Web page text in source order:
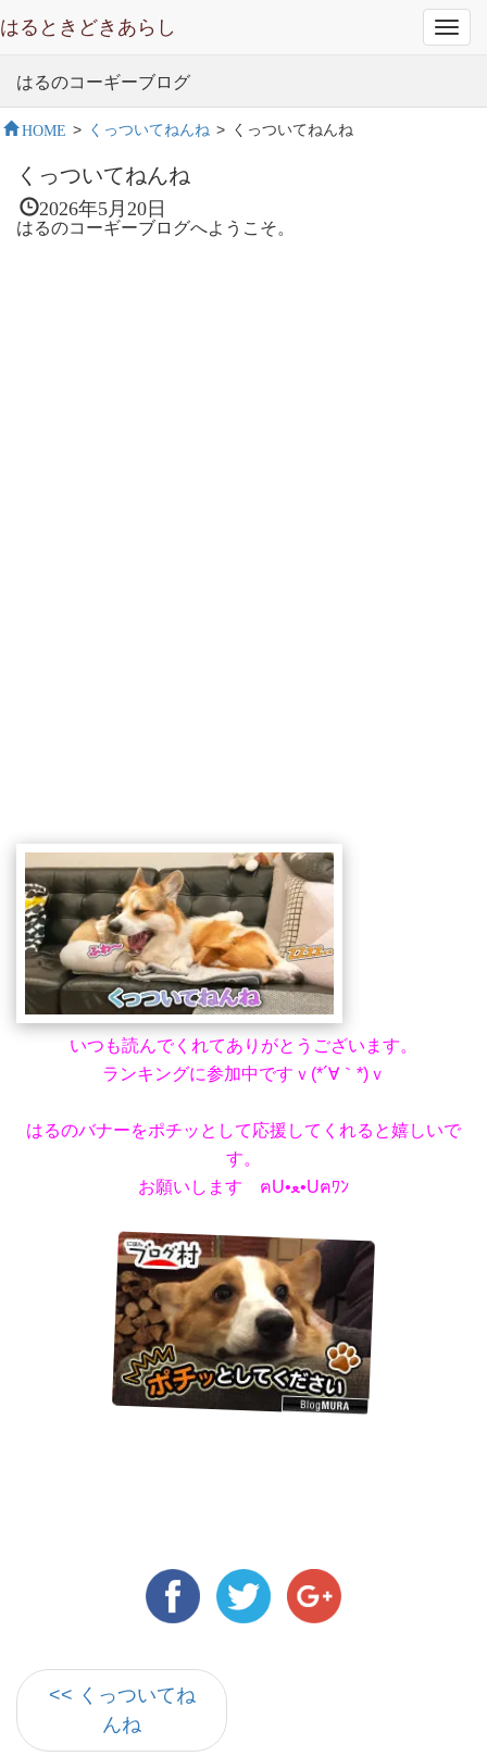
はるときどきあらし
はるのコーギーブログ
HOME > くっついてねんね > くっついてねんね
くっついてねんね
2026年5月20日
はるのコーギーブログへようこそ。
いつも読んでくれてありがとうございます。
ランキングに参加中ですｖ(*´∀｀*)ｖ
はるのバナーをポチッとして応援してくれると嬉しいで
す。
お願いします ฅU•ﻌ•Uฅﾜﾝ
<< くっついてね
んね